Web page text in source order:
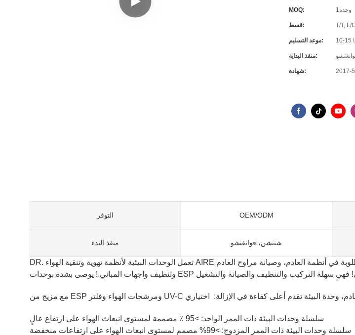
MOQ: وحدة1
قسط: T/T, L/C
موعد التسليم:
منفذ البداية:
شهادة:
التوفر OEM/ODM
منفذ البدء شنتشن، قوانغتشو
DR. تعمل الوحدات البيئية لأنظمة تهوية وتنقية الهواء AIRE على تقليل كمية الشحوم وانبعاث الروائح بشكل كبير، وتنظيف مجاري الهواء المطلوبة في أنظمة العادم، وصيانة مراوح العادم
سلسلة وحدات البيئة ذات الممر الواحد: >95 ٪ مصممة لمستوى انبعاث الهواء على ارتفاع عالٍ
سلسلة وحدات البيئة ذات الممر المزدوج: >99% مصمم لمستوى انبعاث الهواء على ارتفاعات منخفضة